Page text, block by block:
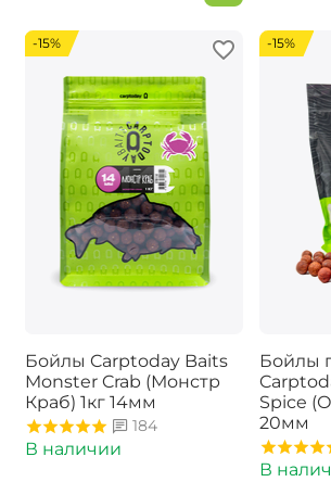
-15%
Бойлы Carptoday Baits
Monster Crab (Монстр
Краб) 1кг 14мм
184
В наличии
-15%
Бойлы
Spice
20мм
В